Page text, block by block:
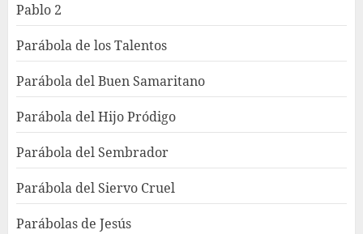
Pablo 2
Parábola de los Talentos
Parábola del Buen Samaritano
Parábola del Hijo Pródigo
Parábola del Sembrador
Parábola del Siervo Cruel
Parábolas de Jesús